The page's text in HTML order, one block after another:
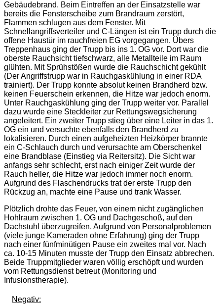
Gebäudebrand. Beim Eintreffen an der Einsatzstelle war
bereits die Fensterscheibe zum Brandraum zerstört,
Flammen schlugen aus dem Fenster. Mit
Schnellangriffsverteiler und C-Längen ist ein Trupp durch die
offene Haustür im rauchfreien EG vorgegangen. Übers
Treppenhaus ging der Trupp bis ins 1. OG vor. Dort war die
oberste Rauchsicht tiefschwarz, alle Metallteile im Raum
glühten. Mit Sprühstößen wurde die Rauchschicht gekühlt
(Der Angriffstrupp war in Rauchgaskühlung in einer RDA
trainiert). Der Trupp konnte absolut keinen Brandherd bzw.
keinen Feuerschein erkennen, die Hitze war jedoch enorm.
Unter Rauchgaskühlung ging der Trupp weiter vor. Parallel
dazu wurde eine Steckleiter zur Rettungswegsicherung
angeleitert. Ein zweiter Trupp stieg über eine Leiter in das 1.
OG ein und versuchte ebenfalls den Brandherd zu
lokalisieren. Durch einen aufgeheizten Heizkörper brannte
ein C-Schlauch durch und verursachte am Oberschenkel
eine Brandblase (Einstieg via Reitersitz). Die Sicht war
anfangs sehr schlecht, erst nach einiger Zeit wurde der
Rauch heller, die Hitze war jedoch immer noch enorm.
Aufgrund des Flaschendrucks trat der erste Trupp den
Rückzug an, machte eine Pause und trank Wasser.
Plötzlich drohte das Feuer, von einem nicht zugänglichen
Hohlraum zwischen 1. OG und Dachgeschoß, auf den
Dachstuhl überzugreifen. Aufgrund von Personalproblemen
(viele junge Kameraden ohne Erfahrung) ging der Trupp
nach einer fünfminütigen Pause ein zweites mal vor. Nach
ca. 10-15 Minuten musste der Trupp den Einsatz abbrechen.
Beide Truppmitglieder waren völlig erschöpft und wurden
vom Rettungsdienst betreut (Monitoring und
Infusionstherapie).
Negativ: